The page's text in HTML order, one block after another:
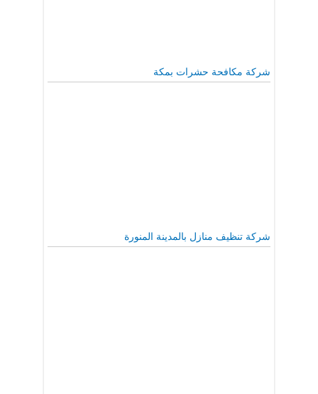
شركة مكافحة حشرات بمكة
شركة تنظيف منازل بالمدينة المنورة